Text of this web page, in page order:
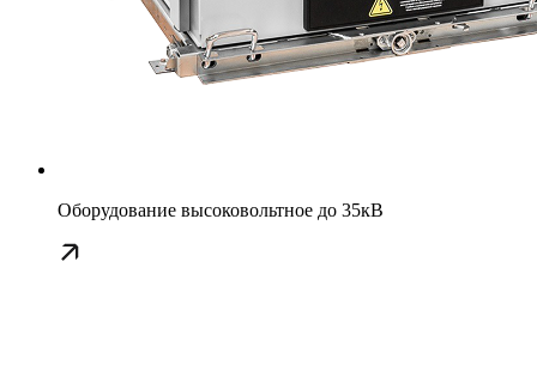
Оборудование высоковольтное до 35кВ